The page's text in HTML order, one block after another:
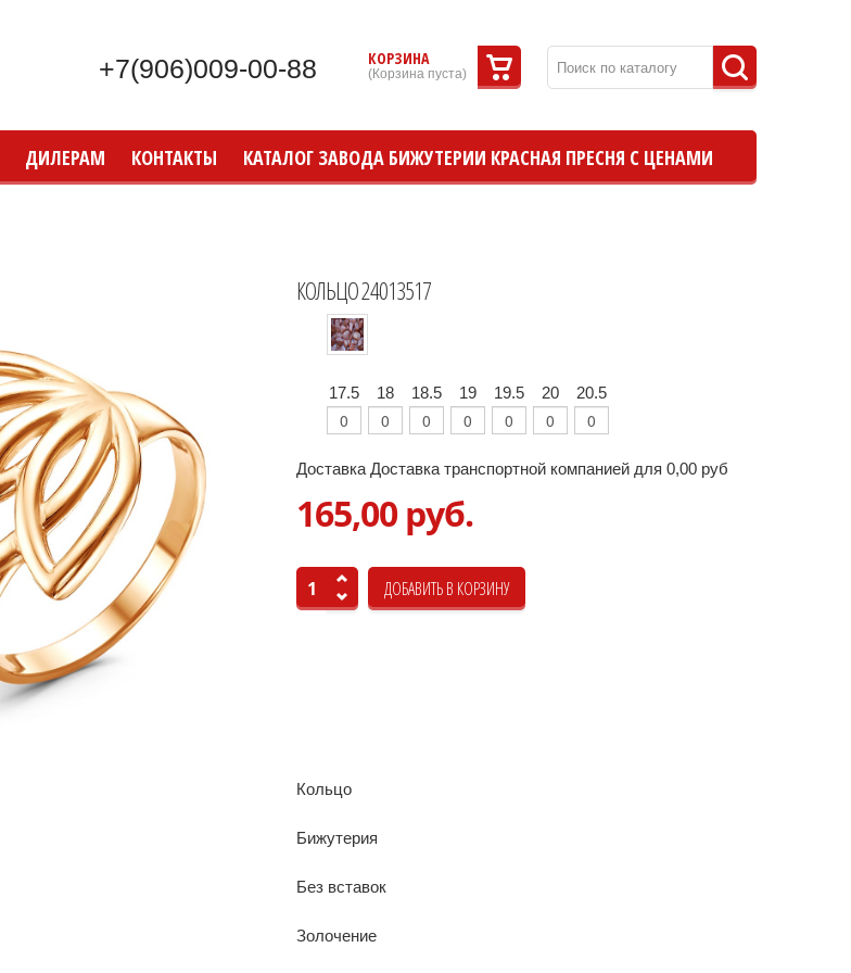
КОРЗИНА
(Корзина пуста)
+7(906)009-00-88
ДИЛЕРАМ КОНТАКТЫ КАТАЛОГ ЗАВОДА БИЖУТЕРИИ КРАСНАЯ ПРЕСНЯ С ЦЕНАМИ
КОЛЬЦО 24013517
17.5 18 18.5 19 19.5 20 20.5
Доставка Доставка транспортной компанией для 0,00 руб
165,00 руб.
Кольцо
Бижутерия
Без вставок
Золочение